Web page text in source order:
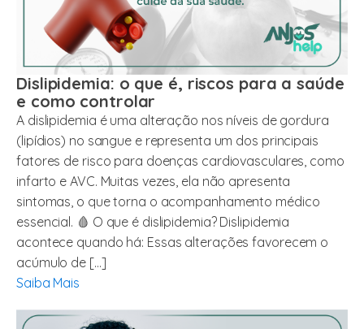
Dislipidemia: o que é, riscos para a saúde
e como controlar
A dislipidemia é uma alteração nos níveis de gordura
(lipídios) no sangue e representa um dos principais
fatores de risco para doenças cardiovasculares, como
infarto e AVC. Muitas vezes, ela não apresenta
sintomas, o que torna o acompanhamento médico
essencial. 🩸 O que é dislipidemia? Dislipidemia
acontece quando há: Essas alterações favorecem o
acúmulo de […]
Saiba Mais